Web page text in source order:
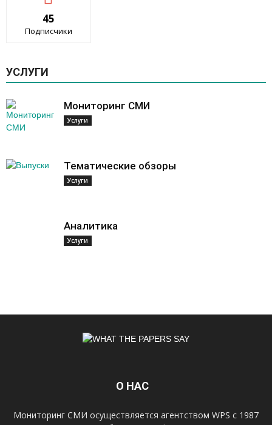
45
Подписчики
УСЛУГИ
Мониторинг СМИ
Услуги
Тематические обзоры
Услуги
Аналитика
Услуги
О НАС
Мониторинг СМИ осуществляется агентством WPS с 1987